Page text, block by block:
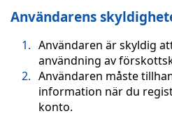
Användarens
Användaren är skyldig
användning av
Användaren måste
information när du
konto.